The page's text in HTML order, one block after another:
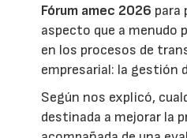
Fórum amec 2026 para
aspecto que a menudo
en los procesos de
empresarial: la gestión
Según nos explicó,
destinada a mejorar la